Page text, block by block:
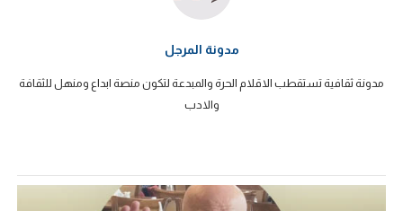
مدونة المرجل
مدونة ثقافية تستقطب الاقلام الحرة والمبدعة لتكون منصة ابداع ومنهل للثقافة
والادب